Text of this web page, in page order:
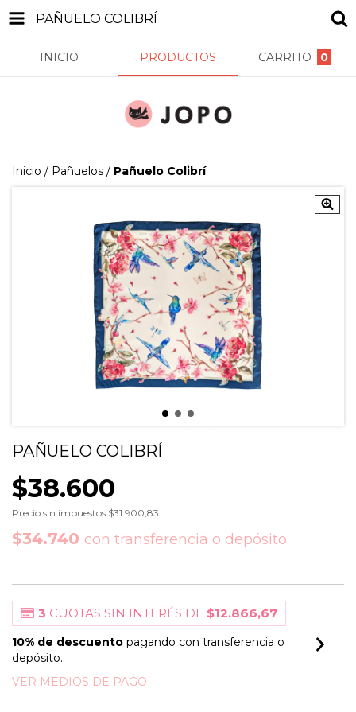
PAÑUELO COLIBRÍ
INICIO PRODUCTOS CARRITO 0
Inicio / Pañuelos / Pañuelo Colibrí
PAÑUELO COLIBRÍ
$38.600
Precio sin impuestos $31.900,83
$34.740 con transferencia o depósito.
3 CUOTAS SIN INTERÉS DE $12.866,67
10% de descuento pagando con transferencia o
depósito.
VER MEDIOS DE PAGO